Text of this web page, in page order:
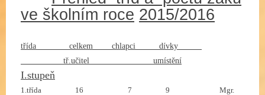
ve školním roce 2015/2016
třída celkem chlapci dívky
tř.učitel umístění
I.stupeň
1.třída 16 7 9 Mgr.